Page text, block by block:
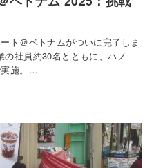
ト＠ベトナムがついに完了しま
社員約30名とともに、ハノ
実施。…